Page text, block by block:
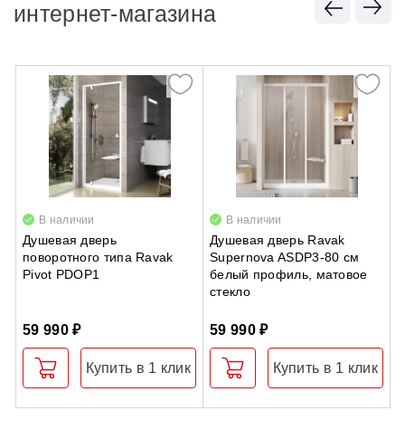
интернет-магазина
В наличии
Душевая дверь
поворотного типа Ravak
Pivot PDOP1
59 990 ₽
Купить в 1 клик
В наличии
Душевая дверь Ravak
Supernova ASDP3-80 см
белый профиль, матовое
стекло
59 990 ₽
Купить в 1 клик